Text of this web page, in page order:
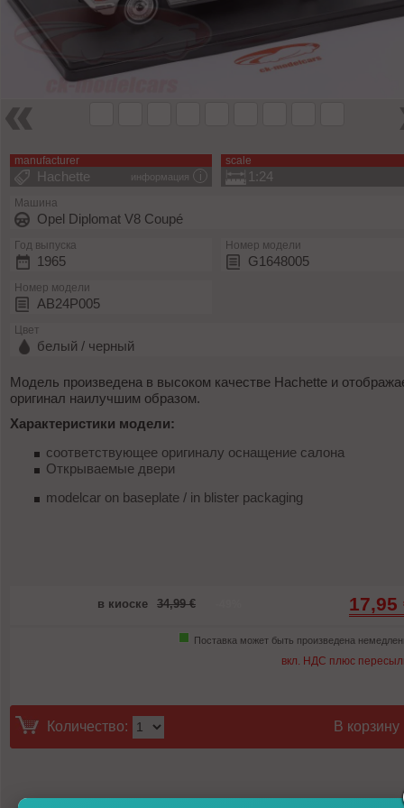
manufacturer
информация
Hachette
scale
1:24
Машина
Opel Diplomat V8 Coupé
Год выпуска
1965
Номер модели
G1648005
Номер модели
AB24P005
Цвет
белый / черный
Модель произведена в высоком качестве Hachette и
оригинал наилучшим образом.
Характеристики модели:
соответствующее оригиналу оснащение салона
Открываемые двери
modelcar on baseplate / in blister packaging
в киоске 34,99 € 17,95
Поставка может быть произведена
вкл. НДС плюс
Количество: В корзину